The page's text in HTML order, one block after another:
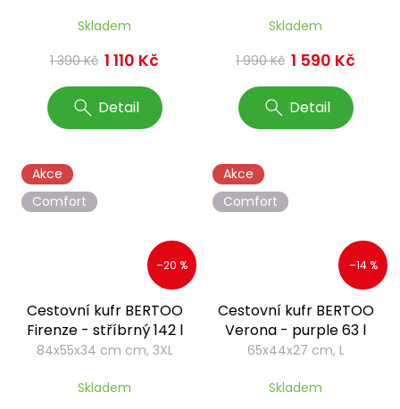
Skladem
1 390 Kč 1 110 Kč
Detail
Skladem
1 990 Kč 1 590 Kč
Detail
Akce
Comfort
–20 %
Cestovní kufr BERTOO
Firenze - stříbrný 142 l
84x55x34 cm cm, 3XL
Skladem
Akce
Comfort
–14 %
Cestovní kufr BERTOO
Verona - purple 63 l
65x44x27 cm, L
Skladem